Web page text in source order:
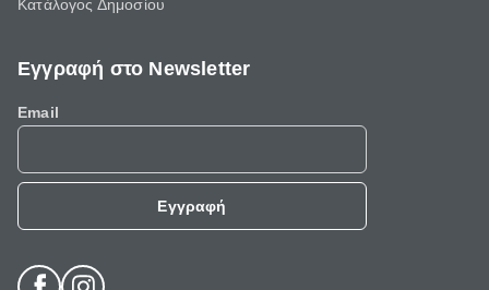
Κατάλογος Δημοσίου
Εγγραφή στο Newsletter
Email
Εγγραφή